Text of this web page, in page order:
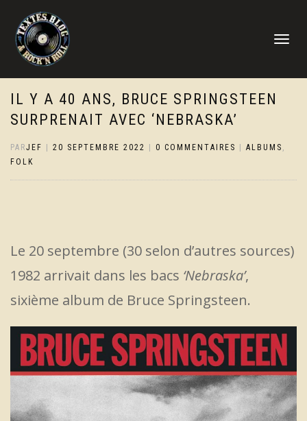
DÉPLIER
IL Y A 40 ANS, BRUCE SPRINGSTEEN
SURPRENAIT AVEC ‘NEBRASKA’
PARJEF 20 SEPTEMBRE 2022 0 COMMENTAIRES ALBUMS ,
FOLK
Le 20 septembre (30 selon d’autres sources)
1982 arrivait dans les bacs ‘Nebraska’,
sixième album de Bruce Springsteen.